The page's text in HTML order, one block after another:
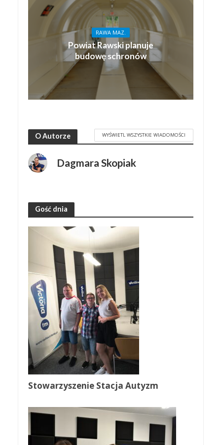
RAWA MAZ.
Powiat Rawski planuje
budowę schronów
O Autorze WYŚWIETL WSZYSTKIE WIADOMOŚCI
Dagmara Skopiak
Gość dnia
Stowarzyszenie Stacja Autyzm